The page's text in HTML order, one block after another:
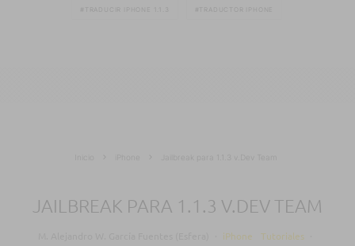
TRADUCIR IPHONE 1.1.3 TRADUCTOR IPHONE
JAILBREAK PARA 1.1.3 V.DEV TEAM
iPhone Tutoriales